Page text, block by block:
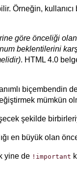
Örneğin,
göre önceliği
beklentilerini
. HTML 4.0
mümkün
şekilde
en büyük olan
yine de !important